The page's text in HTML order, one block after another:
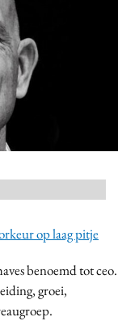
op laag pitje
benoemd tot ceo.
groei,